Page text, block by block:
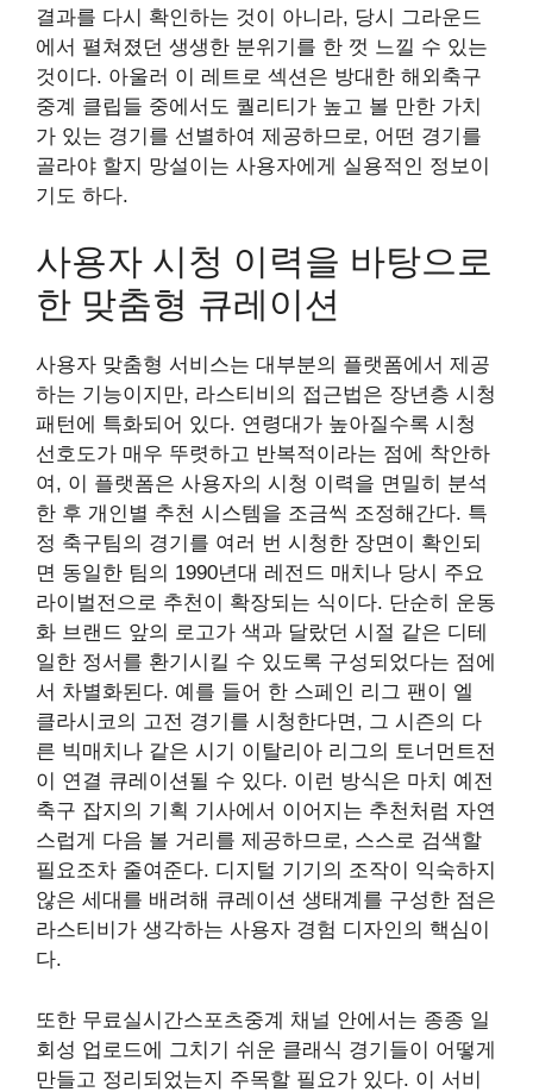
결과를 다시 확인하는 것이 아니라, 당시 그라운드
에서 펼쳐졌던 생생한 분위기를 한 껏 느낄 수 있는
것이다. 아울러 이 레트로 섹션은 방대한 해외축구
중계 클립들 중에서도 퀄리티가 높고 볼 만한 가치
가 있는 경기를 선별하여 제공하므로, 어떤 경기를
골라야 할지 망설이는 사용자에게 실용적인 정보이
기도 하다.
사용자 시청 이력을 바탕으로
한 맞춤형 큐레이션
사용자 맞춤형 서비스는 대부분의 플랫폼에서 제공
하는 기능이지만, 라스티비의 접근법은 장년층 시청
패턴에 특화되어 있다. 연령대가 높아질수록 시청
선호도가 매우 뚜렷하고 반복적이라는 점에 착안하
여, 이 플랫폼은 사용자의 시청 이력을 면밀히 분석
한 후 개인별 추천 시스템을 조금씩 조정해간다. 특
정 축구팀의 경기를 여러 번 시청한 장면이 확인되
면 동일한 팀의 1990년대 레전드 매치나 당시 주요
라이벌전으로 추천이 확장되는 식이다. 단순히 운동
화 브랜드 앞의 로고가 색과 달랐던 시절 같은 디테
일한 정서를 환기시킬 수 있도록 구성되었다는 점에
서 차별화된다. 예를 들어 한 스페인 리그 팬이 엘
클라시코의 고전 경기를 시청한다면, 그 시즌의 다
른 빅매치나 같은 시기 이탈리아 리그의 토너먼트전
이 연결 큐레이션될 수 있다. 이런 방식은 마치 예전
축구 잡지의 기획 기사에서 이어지는 추천처럼 자연
스럽게 다음 볼 거리를 제공하므로, 스스로 검색할
필요조차 줄여준다. 디지털 기기의 조작이 익숙하지
않은 세대를 배려해 큐레이션 생태계를 구성한 점은
라스티비가 생각하는 사용자 경험 디자인의 핵심이
다.
또한 무료실시간스포츠중계 채널 안에서는 종종 일
회성 업로드에 그치기 쉬운 클래식 경기들이 어떻게
만들고 정리되었는지 주목할 필요가 있다. 이 서비